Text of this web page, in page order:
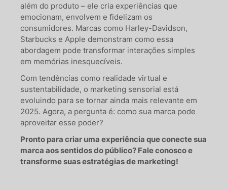
além do produto – ele cria experiências que
emocionam, envolvem e fidelizam os
consumidores. Marcas como Harley-Davidson,
Starbucks e Apple demonstram como essa
abordagem pode transformar interações simples
em memórias inesquecíveis.
Com tendências como realidade virtual e
sustentabilidade, o marketing sensorial está
evoluindo para se tornar ainda mais relevante em
2025. Agora, a pergunta é: como sua marca pode
aproveitar esse poder?
Pronto para criar uma experiência que conecte sua
marca aos sentidos do público? Fale conosco e
transforme suas estratégias de marketing!